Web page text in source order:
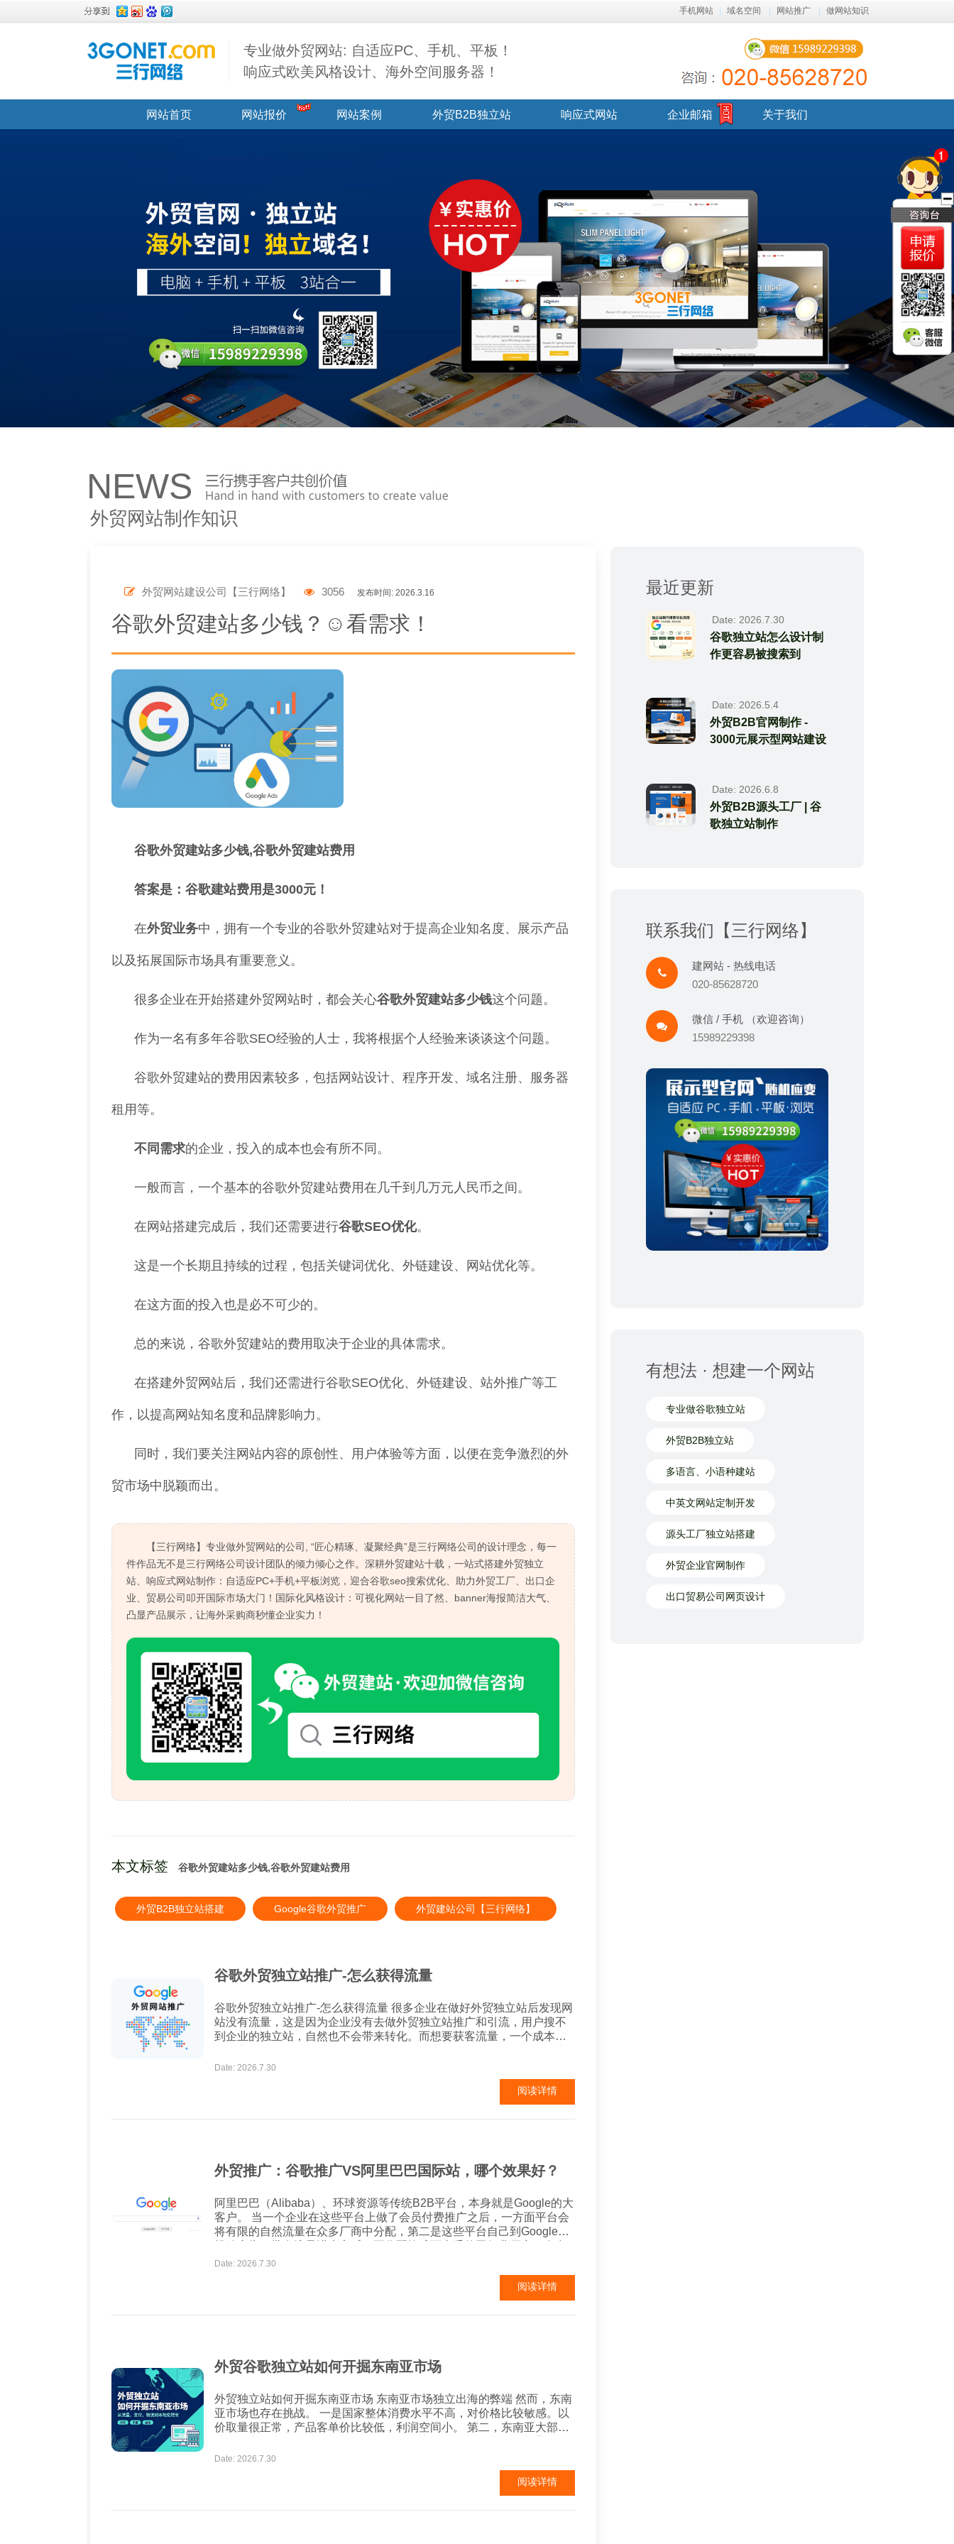
做网站知识
网站推广
域名空间
手机网站
专业做外贸网站: 自适应PC、手机、平板！
响应式欧美风格设计、海外空间服务器！
网站首页 网站报价 网站案例 外贸B2B独立站 响应式网站 企业邮箱 关于我们
NEWS
外贸网站制作知识
外贸网站建设公司【三行网络】 3056 发布时间: 2026.3.16
谷歌外贸建站多少钱？☺看需求！
谷歌外贸建站多少钱,谷歌外贸建站费用
答案是：谷歌建站费用是3000元！
在外贸业务中，拥有一个专业的谷歌外贸建站对于提高企业知名度、展示产品
以及拓展国际市场具有重要意义。
很多企业在开始搭建外贸网站时，都会关心谷歌外贸建站多少钱这个问题。
作为一名有多年谷歌SEO经验的人士，我将根据个人经验来谈谈这个问题。
谷歌外贸建站的费用因素较多，包括网站设计、程序开发、域名注册、服务器
租用等。
不同需求的企业，投入的成本也会有所不同。
一般而言，一个基本的谷歌外贸建站费用在几千到几万元人民币之间。
在网站搭建完成后，我们还需要进行谷歌SEO优化。
这是一个长期且持续的过程，包括关键词优化、外链建设、网站优化等。
在这方面的投入也是必不可少的。
总的来说，谷歌外贸建站的费用取决于企业的具体需求。
在搭建外贸网站后，我们还需进行谷歌SEO优化、外链建设、站外推广等工
作，以提高网站知名度和品牌影响力。
同时，我们要关注网站内容的原创性、用户体验等方面，以便在竞争激烈的外
贸市场中脱颖而出。
【三行网络】专业做外贸网站的公司, “匠心精琢、凝聚经典”是三行网络公司的设计理念，每一
件作品无不是三行网络公司设计团队的倾力倾心之作。深耕外贸建站十载，一站式搭建外贸独立
站、响应式网站制作：自适应PC+手机+平板浏览，迎合谷歌seo搜索优化、助力外贸工厂、出口企
业、贸易公司叩开国际市场大门！国际化风格设计：可视化网站一目了然、banner海报简洁大气、
凸显产品展示，让海外采购商秒懂企业实力！
本文标签 谷歌外贸建站多少钱,谷歌外贸建站费用
外贸B2B独立站搭建 Google谷歌外贸推广 外贸建站公司【三行网络】
谷歌外贸独立站推广-怎么获得流量
谷歌外贸独立站推广-怎么获得流量 很多企业在做好外贸独立站后发现网
站没有流量，这是因为企业没有去做外贸独立站推广和引流，用户搜不
到企业的独立站，自然也不会带来转化。而想要获客流量，一个成本较
站推广 一、首页title 通常情况下首页的权重最高，也是企业获得核心关
Date: 2026.7.30
阅读详情
外贸推广：谷歌推广VS阿里巴巴国际站，哪个效果好？
阿里巴巴（Alibaba）、环球资源等传统B2B平台，本身就是Google的大
客户。 当一个企业在这些平台上做了会员付费推广之后，一方面平台会
将有限的自然流量在众多厂商中分配，第二是这些平台自己到Google上
少流量能到达自己的企业店铺或网页呢？ 现在很多厂商，就某些行业关
键词直接投放Google广告，可以用更具性价比的方式排到阿里或者...
Date: 2026.7.30
阅读详情
外贸谷歌独立站如何开掘东南亚市场
外贸独立站如何开掘东南亚市场 东南亚市场独立出海的弊端 然而，东南
亚市场也存在挑战。 一是国家整体消费水平不高，对价格比较敏感。以
价取量很正常，产品客单价比较低，利润空间小。 第二，东南亚大部分
增加了运输成本，缩小了利润空间。同时也不利于回购。 第三是支付问
题。在东南亚，网上支付或电子支付的普及率较低，只能货到付款的方
Date: 2026.7.30
阅读详情
最近更新
Date: 2026.7.30
谷歌独立站怎么设计制
作更容易被搜索到
Date: 2026.5.4
外贸B2B官网制作 -
3000元展示型网站建设
Date: 2026.6.8
外贸B2B源头工厂 | 谷
歌独立站制作
联系我们【三行网络】
建网站 - 热线电话
020-85628720
微信 / 手机 （欢迎咨询）
15989229398
有想法 · 想建一个网站
专业做谷歌独立站
外贸B2B独立站
多语言、小语种建站
中英文网站定制开发
源头工厂独立站搭建
外贸企业官网制作
出口贸易公司网页设计